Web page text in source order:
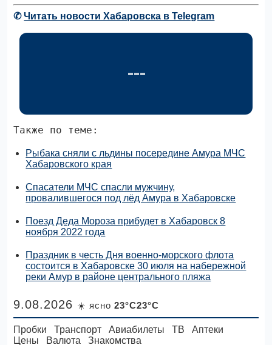
✆Читать новости Хабаровска в Telegram
Также по теме:
Рыбака сняли с льдины посередине Амура МЧС
Хабаровского края
Спасатели МЧС спасли мужчину,
провалившегося под лёд Амура в Хабаровске
Поезд Деда Мороза прибудет в Хабаровск 8
ноября 2022 года
Праздник в честь Дня военно-морского флота
состоится в Хабаровске 30 июля на набережной
реки Амур в районе центрального пляжа
9.08.2026 ☀️ ясно23°C23°C
Пробки Транспорт Авиабилеты ТВ
Аптеки
Цены
Валюта Знакомства